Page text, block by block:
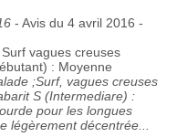
- Avis du 4 avril 2016 -
vagues creuses
: Moyenne
;Surf, vagues creuses
S (Intermediare) :
pour les longues
légèrement décentrée...